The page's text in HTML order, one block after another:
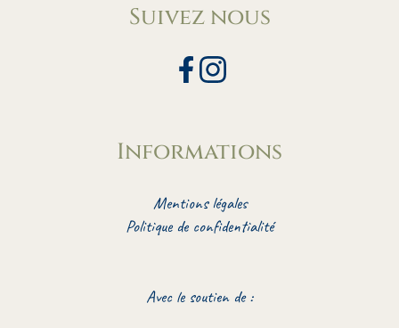
Suivez nous
Informations
Mentions légales
Politique de confidentialité
Avec le soutien de :